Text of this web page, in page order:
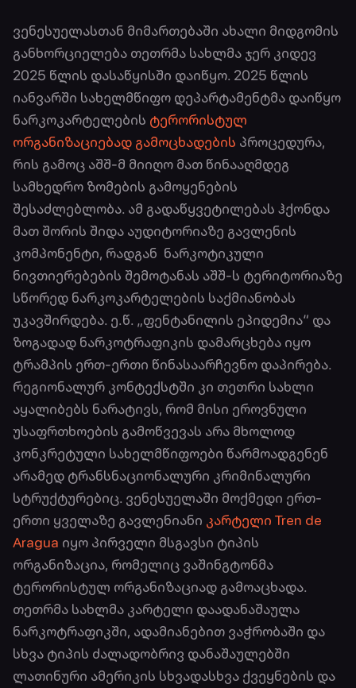
ვენესუელასთან მიმართებაში ახალი მიდგომის
განხორციელება თეთრმა სახლმა ჯერ კიდევ
2025 წლის დასაწყისში დაიწყო. 2025 წლის
იანვარში სახელმწიფო დეპარტამენტმა დაიწყო
ნარკოკარტელების ტერორისტულ
ორგანიზაციებად გამოცხადების პროცედურა,
რის გამოც აშშ-მ მიიღო მათ წინააღმდეგ
სამხედრო ზომების გამოყენების
შესაძლებლობა. ამ გადაწყვეტილებას ჰქონდა
მათ შორის შიდა აუდიტორიაზე გავლენის
კომპონენტი, რადგან ნარკოტიკული
ნივთიერებების შემოტანას აშშ-ს ტერიტორიაზე
სწორედ ნარკოკარტელების საქმიანობას
უკავშირდება. ე.წ. „ფენტანილის ეპიდემია“ და
ზოგადად ნარკოტრაფიკის დამარცხება იყო
ტრამპის ერთ-ერთი წინასაარჩევნო დაპირება.
რეგიონალურ კონტექსტში კი თეთრი სახლი
აყალიბებს ნარატივს, რომ მისი ეროვნული
უსაფრთხოების გამოწვევას არა მხოლოდ
კონკრეტული სახელმწიფოები წარმოადგენენ
არამედ ტრანსნაციონალური კრიმინალური
სტრუქტურებიც. ვენესუელაში მოქმედი ერთ-
ერთი ყველაზე გავლენიანი კარტელი Tren de
Aragua იყო პირველი მსგავსი ტიპის
ორგანიზაცია, რომელიც ვაშინგტონმა
ტერორისტულ ორგანიზაციად გამოაცხადა.
თეთრმა სახლმა კარტელი დაადანაშაულა
ნარკოტრაფიკში, ადამიანებით ვაჭრობაში და
სხვა ტიპის ძალადობრივ დანაშაულებში
ლათინური ამერიკის სხვადასხვა ქვეყნების და